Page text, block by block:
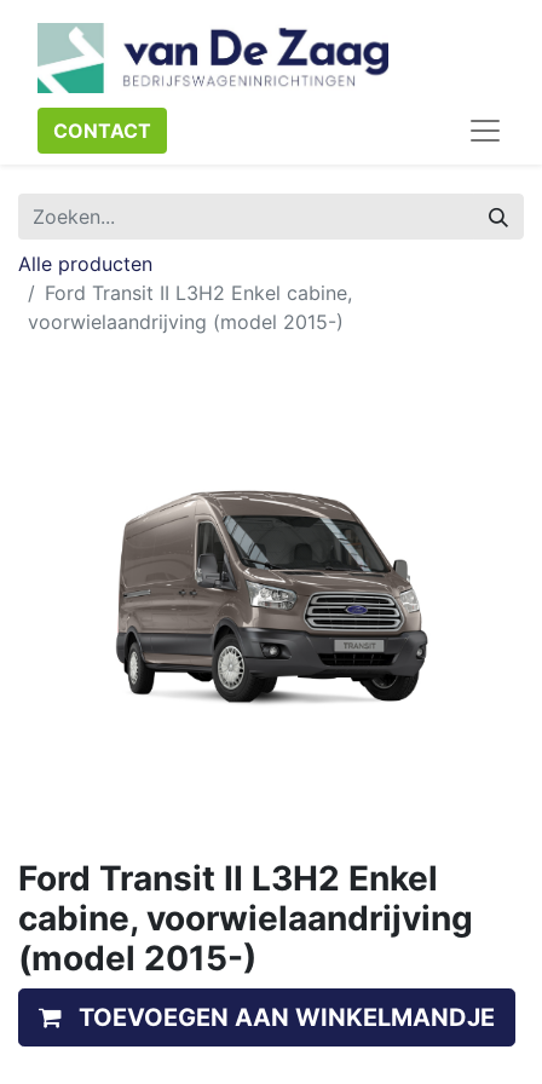
CONTACT​​​​
Alle producten
Ford Transit II L3H2 Enkel cabine,
voorwielaandrijving (model 2015-)
Ford Transit II L3H2 Enkel
cabine, voorwielaandrijving
(model 2015-)
TOEVOEGEN AAN WINKELMANDJE